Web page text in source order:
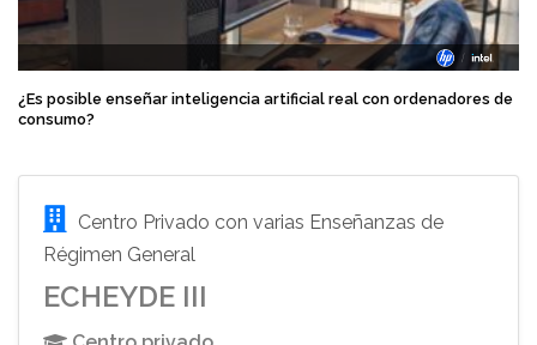
¿Es posible enseñar inteligencia artificial real con ordenadores de
consumo?
Centro Privado con varias Enseñanzas de
Régimen General
ECHEYDE III